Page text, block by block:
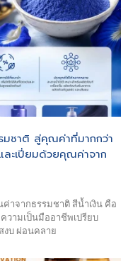
มชาติ สู่คุณค่าที่มากกว่า
ะเปี่ยมด้วยคุณค่าจาก
าจากธรรมชาติ สีน้ำเงิน คือ
ามเป็นมืออาชีพเปรียบ
งบ ผ่อนคลาย